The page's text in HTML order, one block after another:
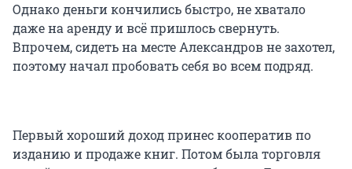
Однако деньги кончились быстро, не хватало
даже на аренду и всё пришлось свернуть.
Впрочем, сидеть на месте Александров не захотел,
поэтому начал пробовать себя во всем подряд.
Первый хороший доход принес кооператив по
изданию и продаже книг. Потом была торговля